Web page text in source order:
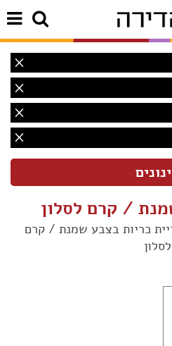
/ קרם לסלון
כריות בצבע שמנת / קרם
לסלון